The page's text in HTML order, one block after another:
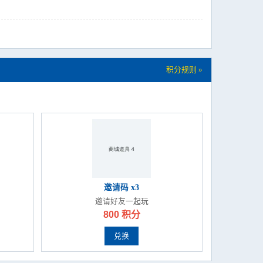
积分规则 »
邀请码 x3
邀请好友一起玩
800 积分
兑换